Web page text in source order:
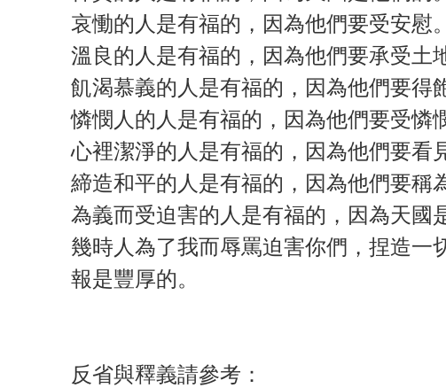
哀慟的人是有福的，因為他們要受安慰。
溫良的人是有福的，因為他們要承受土
飢渴慕義的人是有福的，因為他們要得
憐憫人的人是有福的，因為他們要受憐
心裡潔淨的人是有福的，因為他們要看
締造和平的人是有福的，因為他們要稱
為義而受迫害的人是有福的，因為天國
幾時人為了我而辱罵迫害你們，捏造
報是豐厚的。
反省與釋義請參考：